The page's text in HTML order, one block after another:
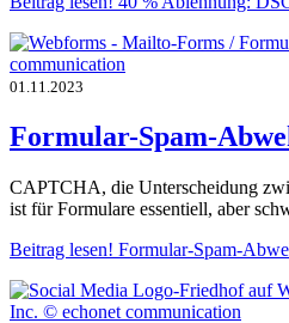
01.11.2023
Formular-Spam-
CAPTCHA, die Unterscheidung
ist für Formulare essentiell, aber
Beitrag lesen! Formular-Spam-